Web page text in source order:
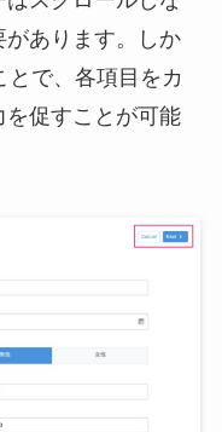
あります。しか
とで、各項目をカ
促すことが可能